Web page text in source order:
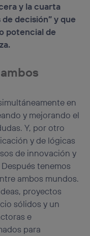
y la cuarta
decisión” y que
potencial de
en
y mejorando el
Y, por otro
y de lógicas
de innovación y
tenemos
ambos mundos.
proyectos
sólidos y un
e
para